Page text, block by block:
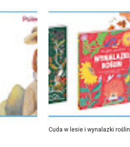
Cuda w lesie i wynalazki roślin